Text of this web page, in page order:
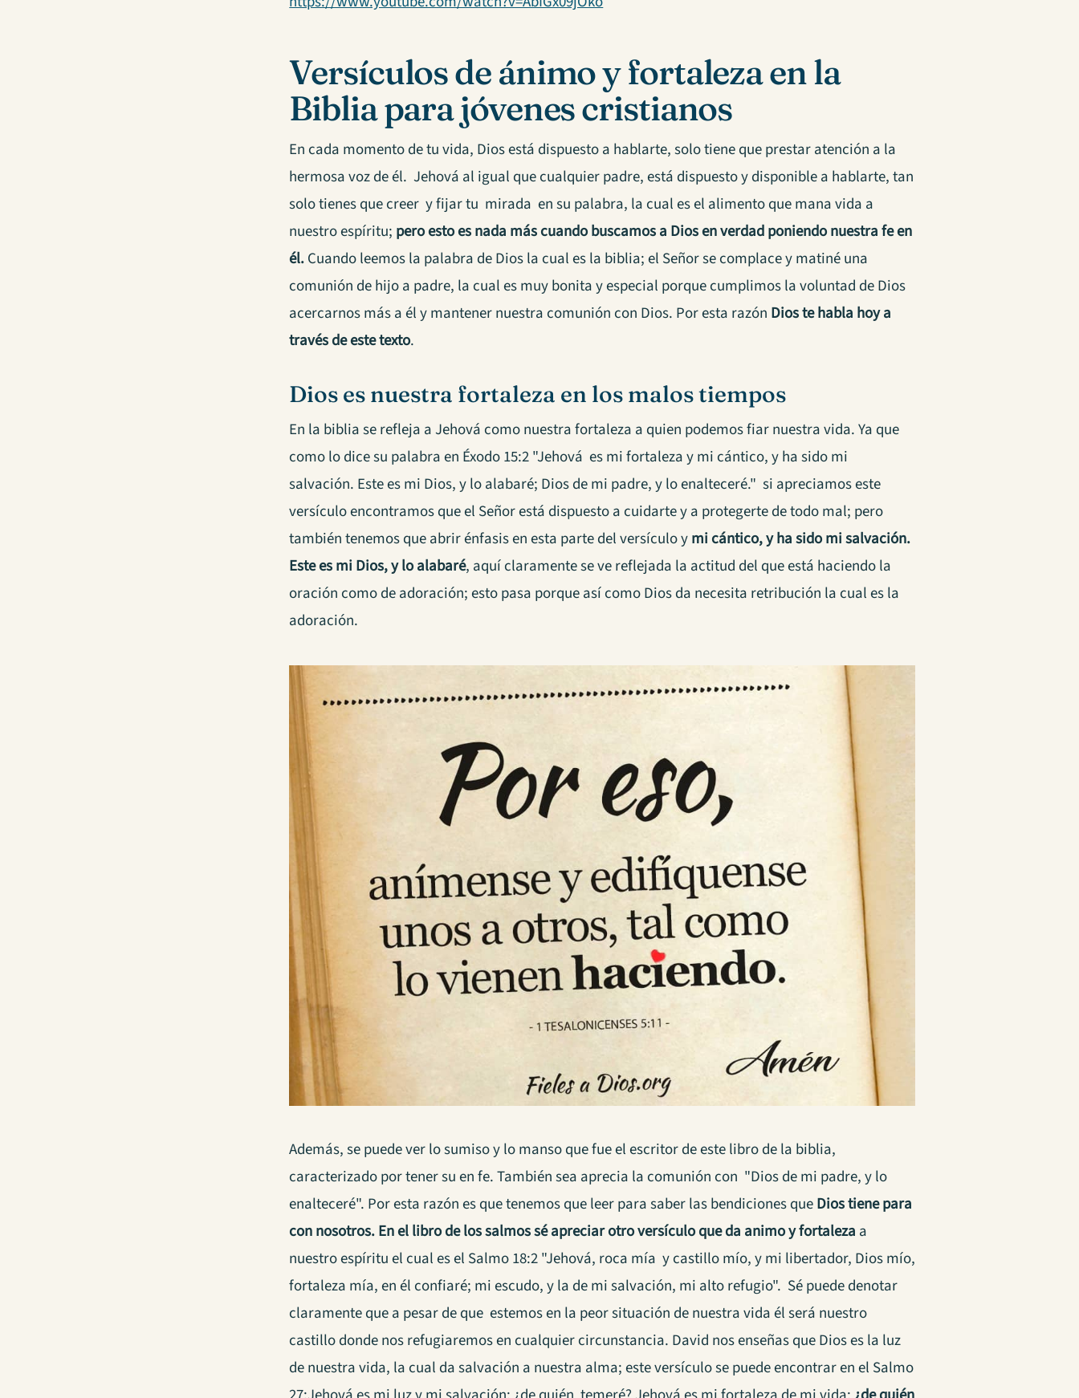
Versículos de ánimo y fortaleza en la
Biblia para jóvenes cristianos
En cada momento de tu vida, Dios está dispuesto a hablarte, solo tiene que prestar atención a la
hermosa voz de él. Jehová al igual que cualquier padre, está dispuesto y disponible a hablarte, tan
solo tienes que creer y fijar tu mirada en su palabra, la cual es el alimento que mana vida a
nuestro espíritu; pero esto es nada más cuando buscamos a Dios en verdad poniendo nuestra fe en
él.Cuando leemos la palabra de Dios la cual es la biblia; el Señor se complace y matiné una
comunión de hijo a padre, la cual es muy bonita y especial porque cumplimos la voluntad de Dios
acercarnos más a él y mantener nuestra comunión con Dios. Por esta razón Dios te habla hoy a
través de este texto.
Dios es nuestra fortaleza en los malos tiempos
En la biblia se refleja a Jehová como nuestra fortaleza a quien podemos fiar nuestra vida. Ya que
como lo dice su palabra en Éxodo 15:2 "Jehová es mi fortaleza y mi cántico, y ha sido mi
salvación. Este es mi Dios, y lo alabaré; Dios de mi padre, y lo enalteceré." si apreciamos este
versículo encontramos que el Señor está dispuesto a cuidarte y a protegerte de todo mal; pero
también tenemos que abrir énfasis en esta parte del versículo ymi cántico, y ha sido mi salvación.
Este es mi Dios, y lo alabaré, aquí claramente se ve reflejada la actitud del que está haciendo la
oración como de adoración; esto pasa porque así como Dios da necesita retribución la cual es la
adoración.
Además, se puede ver lo sumiso y lo manso que fue el escritor de este libro de la biblia,
caracterizado por tener su en fe. También sea aprecia la comunión con "Dios de mi padre, y lo
enalteceré". Por esta razón es que tenemos que leer para saber las bendiciones queDios tiene para
con nosotros.En el libro de los salmos sé apreciar otro versículo que da animo y fortaleza a
nuestro espíritu el cual es el Salmo 18:2 "Jehová, roca mía y castillo mío, y mi libertador, Dios mío,
fortaleza mía, en él confiaré; mi escudo, y la de mi salvación, mi alto refugio". Sé puede denotar
claramente que a pesar de que estemos en la peor situación de nuestra vida él será nuestro
castillo donde nos refugiaremos en cualquier circunstancia. David nos enseñas que Dios es la luz
de nuestra vida, la cual da salvación a nuestra alma; este versículo se puede encontrar en el Salmo